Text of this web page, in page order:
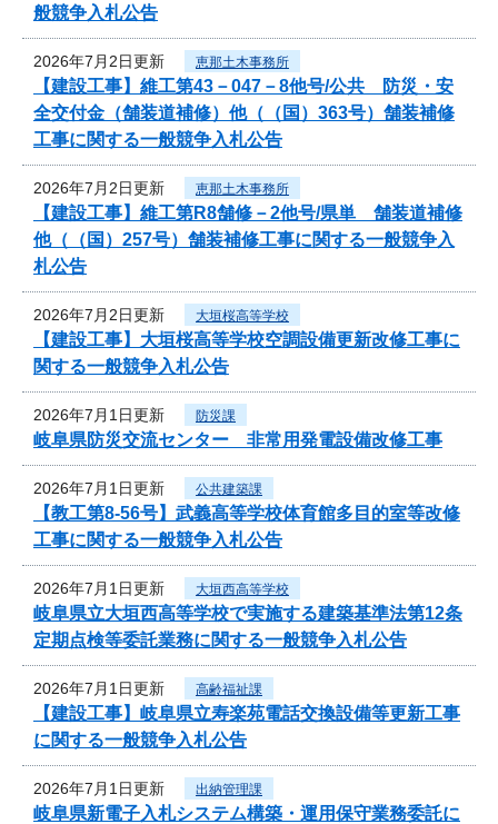
般競争入札公告
2026年7月2日更新 恵那土木事務所
【建設工事】維工第43－047－8他号/公共 防災・安
全交付金（舗装道補修）他（（国）363号）舗装補修
工事に関する一般競争入札公告
2026年7月2日更新 恵那土木事務所
【建設工事】維工第R8舗修－2他号/県単 舗装道補修
他（（国）257号）舗装補修工事に関する一般競争入
札公告
2026年7月2日更新 大垣桜高等学校
【建設工事】大垣桜高等学校空調設備更新改修工事に
関する一般競争入札公告
2026年7月1日更新 防災課
岐阜県防災交流センター 非常用発電設備改修工事
2026年7月1日更新 公共建築課
【教工第8-56号】武義高等学校体育館多目的室等改修
工事に関する一般競争入札公告
2026年7月1日更新 大垣西高等学校
岐阜県立大垣西高等学校で実施する建築基準法第12条
定期点検等委託業務に関する一般競争入札公告
2026年7月1日更新 高齢福祉課
【建設工事】岐阜県立寿楽苑電話交換設備等更新工事
に関する一般競争入札公告
2026年7月1日更新 出納管理課
岐阜県新電子入札システム構築・運用保守業務委託に